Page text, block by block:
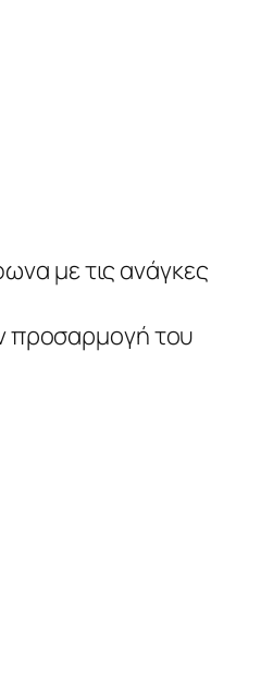
με τις ανάγκες
προσαρμογή του